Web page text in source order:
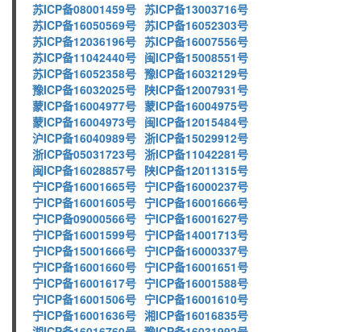
苏ICP备08001459号 苏ICP备13003716号
苏ICP备16050569号 苏ICP备16052303号
苏ICP备12036196号 苏ICP备16007556号
苏ICP备11042440号 闽ICP备15008551号
苏ICP备16052358号 豫ICP备16032129号
豫ICP备16032025号 陕ICP备12007931号
蒙ICP备16004977号 蒙ICP备16004975号
蒙ICP备16004973号 闽ICP备12015484号
沪ICP备16040989号 浙ICP备15029912号
浙ICP备05031723号 浙ICP备11042281号
闽ICP备16028857号 陕ICP备12011315号
宁ICP备16001665号 宁ICP备16000237号
宁ICP备16001605号 宁ICP备16001666号
宁ICP备09000566号 宁ICP备16001627号
宁ICP备16001599号 宁ICP备14001713号
宁ICP备15001666号 宁ICP备16000337号
宁ICP备16001660号 宁ICP备16001651号
宁ICP备16001617号 宁ICP备16001588号
宁ICP备16001506号 宁ICP备16001610号
宁ICP备16001636号 湘ICP备16016835号